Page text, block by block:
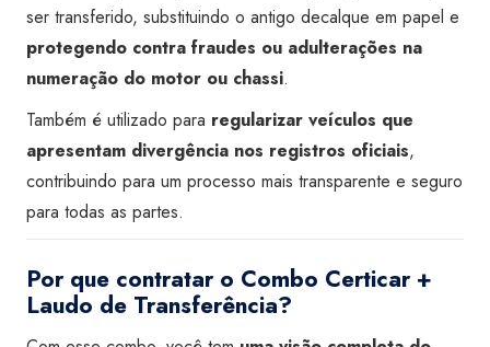
ser transferido, substituindo o antigo decalque em papel e
protegendo contra fraudes ou adulterações na
numeração do motor ou chassi.
Também é utilizado para regularizar veículos que
apresentam divergência nos registros oficiais,
contribuindo para um processo mais transparente e seguro
para todas as partes.
Por que contratar o Combo Certicar +
Laudo de Transferência?